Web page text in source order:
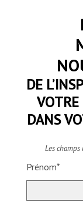
parcours
Plusieurs
des
droits de
Chavarría/
DE
DANS
Les champs
Prénom*